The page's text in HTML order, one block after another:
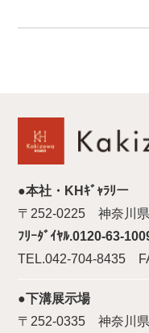
●本社・KHｷﾞｬﾗﾘー
〒252-0225 神奈川
ﾌﾘｰﾀﾞｲﾔﾙ.0120-63-
TEL.042-704-8435
●下溝展示場
〒252-0335 神奈川